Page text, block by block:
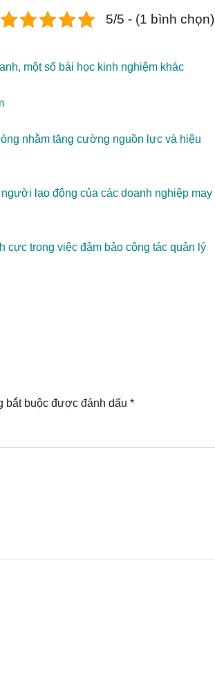
5/5 - (1 bình chọn)
một số bài học kinh nghiệm khác
nhằm tăng cường nguồn lực và hiệu
lao động của các doanh nghiệp may
cực trong việc đảm bảo công tác quản lý
bắt buộc được đánh dấu *